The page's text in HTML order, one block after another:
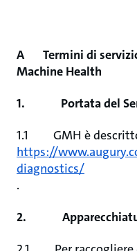
A Termini di
Machine Health
1. Portata del
1.1 GMH è
https://
diagnostics/
.
2.